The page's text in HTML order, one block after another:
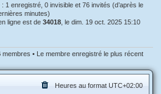
1 enregistré, 0 invisible et 76 invités (d’après le
minutes)
ligne est de 34018 , le dim. 19 oct. 2025 15:10
membres • Le membre enregistré le plus récent
Heures au format UTC+02:00